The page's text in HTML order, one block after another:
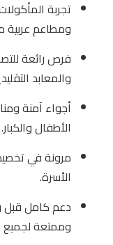
تجربة
ومطاعم عربية
فرص رائعة
والمعابد
أجواء آمنة
الأطفال والكبار.
مرونة في
الأسرة.
دعم كامل قبل
وممتعة لجميع